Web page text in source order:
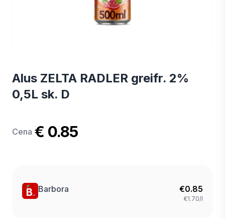
Alus ZELTA RADLER greifr. 2%
0,5L sk. D
Cena € 0.85
Barbora €0.85
€1.70/l